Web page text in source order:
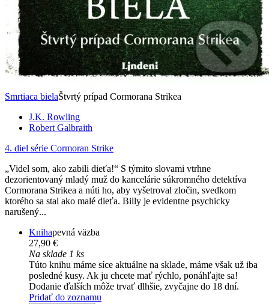
Smrtiaca bielaŠtvrtý prípad Cormorana Strikea
J.K. Rowling
Robert Galbraith
4. diel série Cormoran Strike
„Videl som, ako zabili dieťa!“ S týmito slovami vtrhne
dezorientovaný mladý muž do kancelárie súkromného detektíva
Cormorana Strikea a núti ho, aby vyšetroval zločin, svedkom
ktorého sa stal ako malé dieťa. Billy je evidentne psychicky
narušený...
Knihapevná väzba
27,90 €
Na sklade 1 ks
Túto knihu máme síce aktuálne na sklade, máme však už iba
posledné kusy. Ak ju chcete mať rýchlo, ponáhľajte sa!
Dodanie ďalších môže trvať dlhšie, zvyčajne do 18 dní.
Pridať do zoznamu